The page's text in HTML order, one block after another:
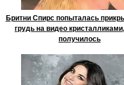
Бритни Спирс попыталась
грудь на видео
получилось